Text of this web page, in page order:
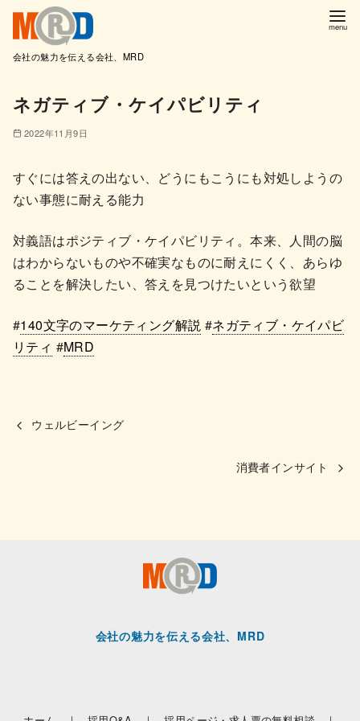
会社の魅力を伝える会社、MRD
ネガティブ・ケイパビリティ
2022年11月9日
すぐには答えの出ない、どうにもこうにも対処しようの
ない事態に耐える能力
対義語はポジティブ・ケイパビリティ。本来、人間の脳
はわからないものや不確実なものに耐えにくく、あらゆ
ることを解決したい、答えを見つけたいという欲望
#140文字のマーケティング解説 #ネガティブ・ケイパビ
リティ #MRD
ウェルビーイング
消費者インサイト
会社の魅力を伝える会社、MRD